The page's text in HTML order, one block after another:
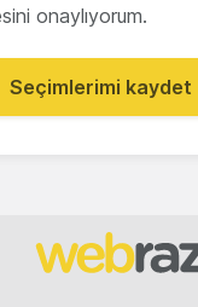
onaylıyorum.
Seçimlerimi kaydet